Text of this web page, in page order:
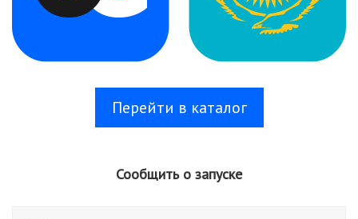
Перейти в каталог
Сообщить о запуске